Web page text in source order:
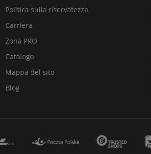
Politica sulla riservatezza
Carriera
Zona PRO
Catalogo
Mappa del sito
Blog